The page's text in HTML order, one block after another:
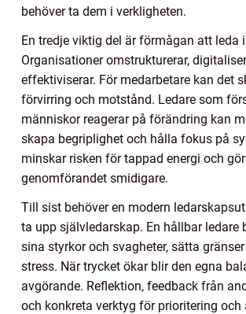
behöver ta dem i verkligheten.
En tredje viktig del är förmågan att leda
Organisationer omstrukturerar,
effektiviserar. För medarbetare kan det
förvirring och motstånd. Ledare som
människor reagerar på förändring kan
skapa begriplighet och hålla fokus på
minskar risken för tappad energi och gör
genomförandet smidigare.
Till sist behöver en modern
ta upp självledarskap. En hållbar ledare
sina styrkor och svagheter, sätta
stress. När trycket ökar blir den egna
avgörande. Reflektion, feedback från
och konkreta verktyg för prioritering och